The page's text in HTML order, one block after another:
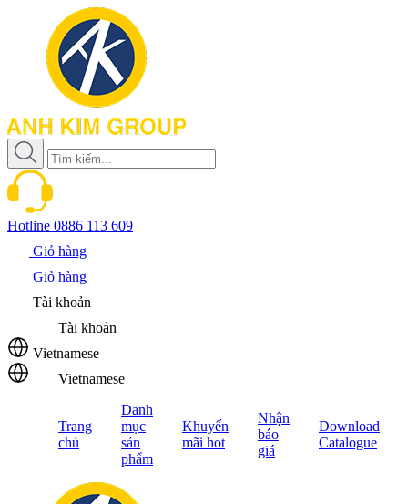
Hotline 0886 113 609
Giỏ hàng
Giỏ hàng
Tài khoản
Tài khoản
Vietnamese
Vietnamese
Trang
chủ
Danh
mục
sản
phẩm
Khuyến
mãi hot
Nhận
báo
giá
Download
Catalogue